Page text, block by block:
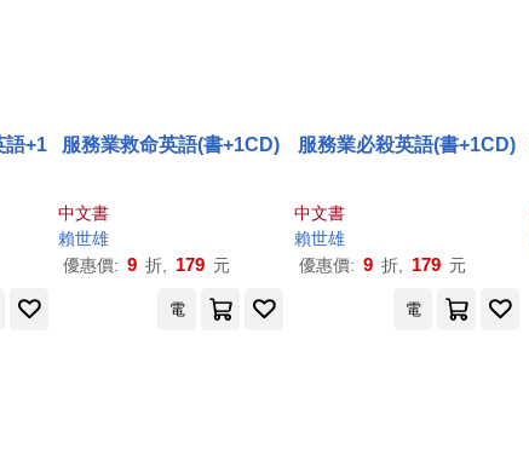
語+1
服務業救命英語(書+1CD)
中文書
賴世雄
優惠價: 9 折, 179 元
服務業必殺英語(書+1CD)
中文書
賴世雄
優惠價: 9 折, 179 元
電 電